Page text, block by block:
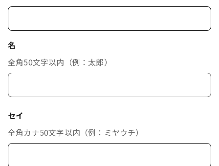
名
全角50文字以内（例：太郎）
セイ
全角カナ50文字以内（例：ミヤウチ）